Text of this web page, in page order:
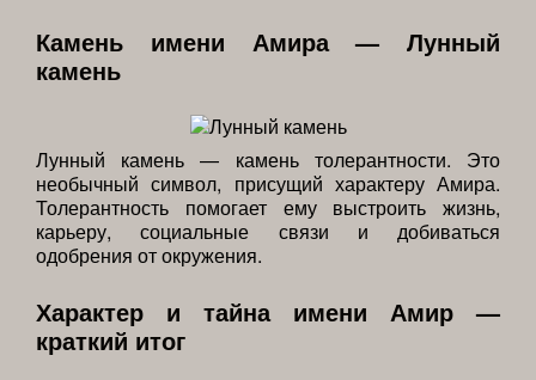
Камень имени Амира — Лунный
камень
Лунный камень — камень толерантности. Это
необычный символ, присущий характеру Амира.
Толерантность помогает ему выстроить жизнь,
карьеру, социальные связи и добиваться
одобрения от окружения.
Характер и тайна имени Амир —
краткий итог